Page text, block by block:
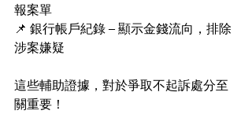
報案單
📌 銀行帳戶紀錄 – 顯示金錢流向，排除
涉案嫌疑
這些輔助證據，對於爭取不起訴處分至
關重要！